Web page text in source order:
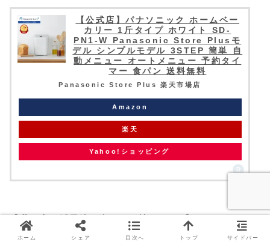
【公式店】パナソニック ホームベー
カリー 1斤タイプ ホワイト SD-
PN1-W Panasonic Store Plusモ
デル シンプルモデル 3STEP 簡単 自
動メニュー オートメニュー 予約タイ
マー 食パン 送料無料
Panasonic Store Plus 楽天市場店
Amazon
楽天
Yahoo!ショッピング
【我が家の活用法→合わせて読みたい↓】
ホームベーカリーで作る生パスタ！もちもち食感の秘密
ホーム シェア 目次へ トップ サイドバー